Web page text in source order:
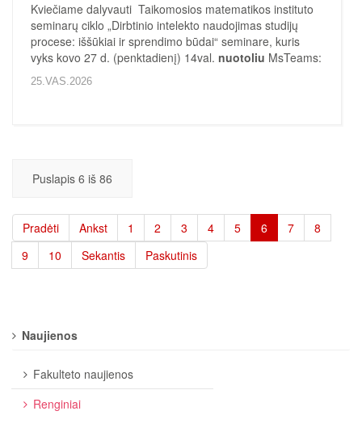
Kviečiame dalyvauti Taikomosios matematikos instituto
seminarų ciklo „Dirbtinio intelekto naudojimas studijų
procese: iššūkiai ir sprendimo būdai“ seminare, kuris
vyks kovo 27 d. (penktadienį) 14val. nuotoliu MsTeams:
25.VAS.2026
Puslapis 6 iš 86
Pradėti Ankst 1 2 3 4 5 6 7
8
9
10 Sekantis Paskutinis
Naujienos
Fakulteto naujienos
Renginiai